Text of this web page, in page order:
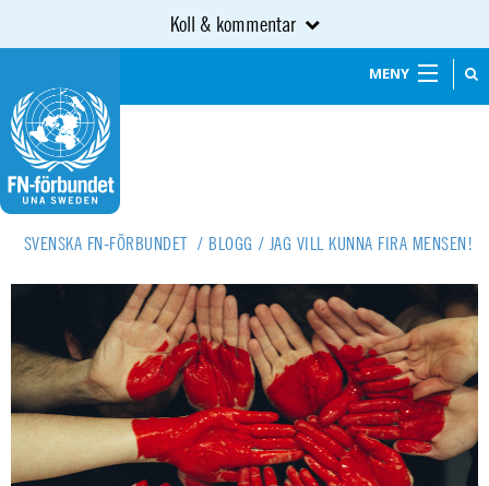
Koll & kommentar
MENY
SVENSKA FN-FÖRBUNDET / BLOGG / JAG VILL KUNNA FIRA MENSEN!